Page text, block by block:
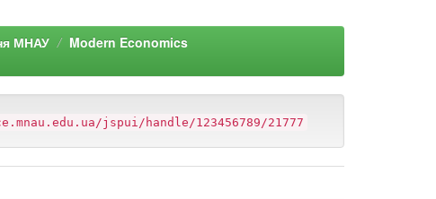
МНАУ
Modern Economics
jspui/handle/123456789/21777